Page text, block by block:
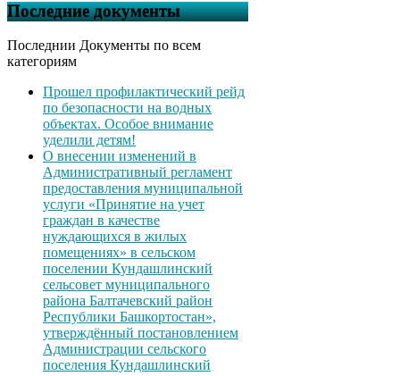
Последние документы
Последнии Документы по всем
категориям
Прошел профилактический рейд
по безопасности на водных
объектах. Особое внимание
уделили детям!
О внесении изменений в
Административный регламент
предоставления муниципальной
услуги «Принятие на учет
граждан в качестве
нуждающихся в жилых
помещениях» в сельском
поселении Кундашлинский
сельсовет муниципального
района Балтачевский район
Республики Башкортостан»,
утверждённый постановлением
Администрации сельского
поселения Кундашлинский